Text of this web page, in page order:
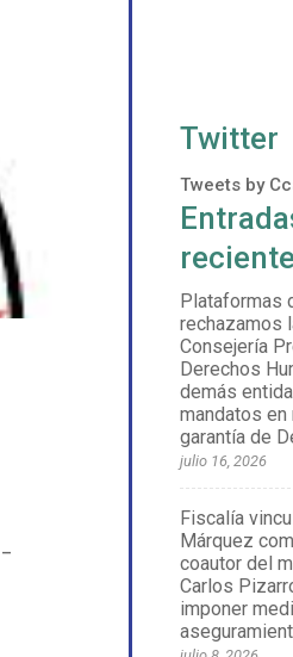
Twitter
Tweets by
Plataformas
rechazamos
Consejería
Derechos
demás
mandatos
garantía de
julio 16, 2026
Fiscalía
Márquez
coautor del
Carlos
imponer